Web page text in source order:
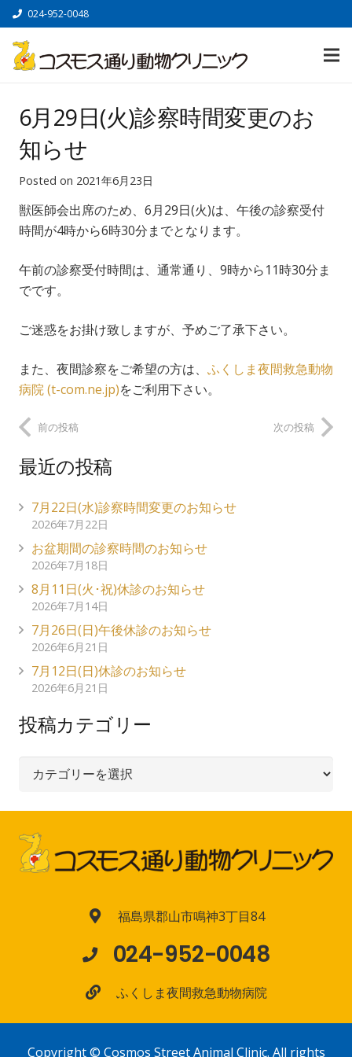
024-952-0048
6月29日(火)診察時間変更のお
知らせ
Posted on 2021年6月23日
獣医師会出席のため、6月29日(火)は、午後の診察受付
時間が4時から6時30分までとなります。
午前の診察受付時間は、通常通り、9時から11時30分ま
でです。
ご迷惑をお掛け致しますが、予めご了承下さい。
また、夜間診察をご希望の方は、 ふくしま夜間救急動物
病院 (t-com.ne.jp)をご利用下さい。
前の投稿 次の投稿
最近の投稿
7月22日(水)診察時間変更のお知らせ
2026年7月22日
お盆期間の診察時間のお知らせ
2026年7月18日
8月11日(火･祝)休診のお知らせ
2026年7月14日
7月26日(日)午後休診のお知らせ
2026年6月21日
7月12日(日)休診のお知らせ
2026年6月21日
投稿カテゴリー
カ
ゴ
リ
福島県郡山市鳴神3丁目84
024-952-0048
ふくしま夜間救急動物病院
Copyright © Cosmos Street Animal Clinic. All rights